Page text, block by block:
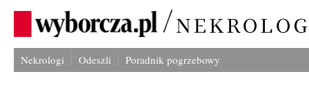
Nekrologi Odeszli Poradnik pogrzebowy